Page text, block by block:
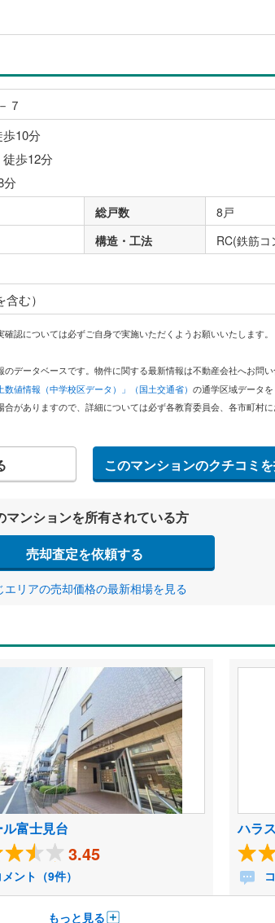
７
10分
歩12分
総戸数
8戸
構造・工法 RC(鉄筋コ
む）
認については必ずご自身で実施いただくようお願いいたします。
データベースです。物件に関する最新情報は不動産会社へお問い
数値情報（中学校区データ）」（国土交通省） の通学区域データ
がありますので、詳細については必ず各教育委員会、各市町村に
このマンションのクチコミ
マンションを所有されている方
売却査定を依頼する
エリアの売却価格の最新相場を見る
富士見台
3.45
メント（9件）
ハラ
もっと見る